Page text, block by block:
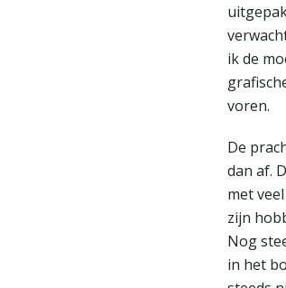
ik de
voren.
De
dan af.
met
zijn
Nog
in het